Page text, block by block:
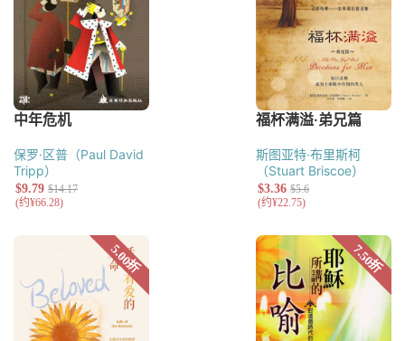
保罗·区普（Paul David
Tripp）
斯图亚特·布里斯柯
（Stuart Briscoe）